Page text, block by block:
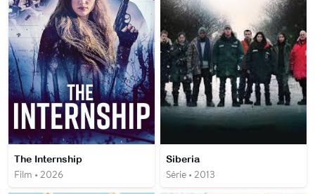
The Internship
Film • 2026
Siberia
Série • 2013